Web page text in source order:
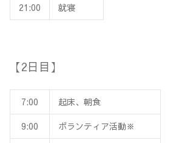
21:00
就寝
【2日目】
7:00
起床、朝食
9:00
ボランティア活動※